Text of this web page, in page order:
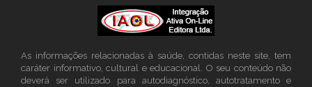
As informações relacionadas à saúde, contidas neste site, tem
caráter informativo, cultural e educacional. O seu conteúdo não
deverá ser utilizado para autodiagnóstico, autotratamento e